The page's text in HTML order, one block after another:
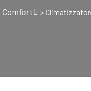
Comfort >